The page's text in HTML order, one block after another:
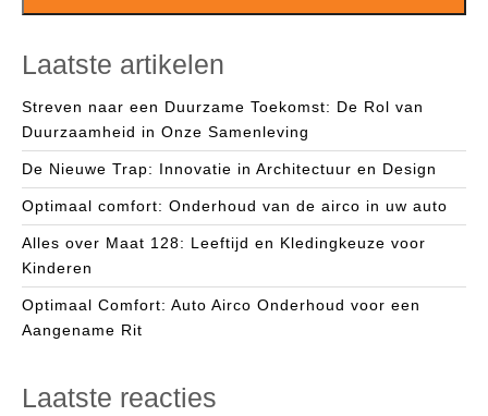
Laatste artikelen
Streven naar een Duurzame Toekomst: De Rol van
Duurzaamheid in Onze Samenleving
De Nieuwe Trap: Innovatie in Architectuur en Design
Optimaal comfort: Onderhoud van de airco in uw auto
Alles over Maat 128: Leeftijd en Kledingkeuze voor
Kinderen
Optimaal Comfort: Auto Airco Onderhoud voor een
Aangename Rit
Laatste reacties